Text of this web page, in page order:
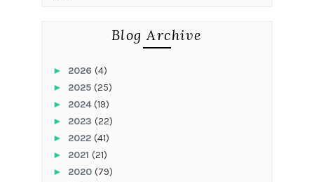
Blog Archive
► 2026 (4)
► 2025 (25)
► 2024(19)
► 2023 (22)
► 2022 (41)
► 2021 (21)
► 2020 (79)